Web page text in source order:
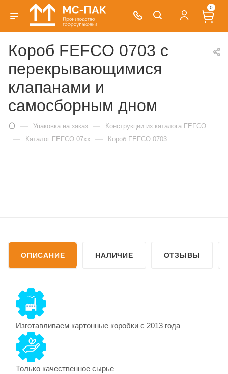
0
Короб FEFCO 0703 с
перекрывающимися
клапанами и
самосборным дном
— Упаковка на заказ — Конструкции из каталога FEFCO
— Каталог FEFCO 07xx — Короб FEFCO 0703
ОПИСАНИЕ НАЛИЧИЕ ОТЗЫВЫ
Изготавливаем картонные коробки с 2013 года
Только качественное сырье